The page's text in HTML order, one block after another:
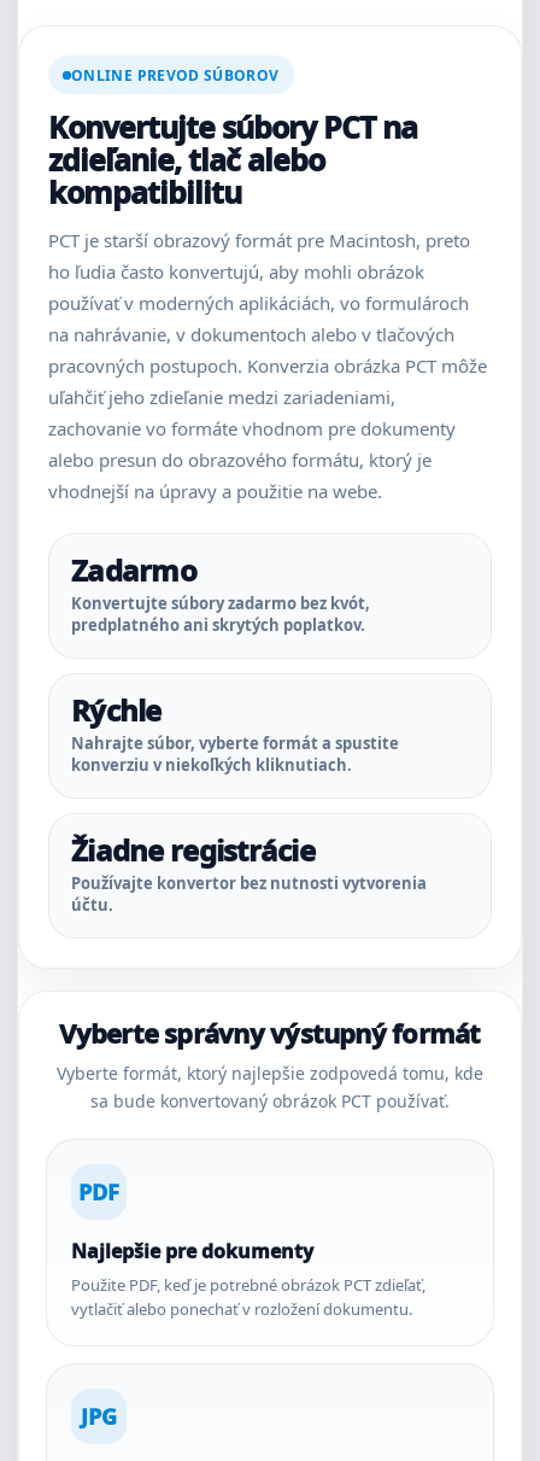
ONLINE PREVOD SÚBOROV
Konvertujte súbory PCT na
zdieľanie, tlač alebo
kompatibilitu
PCT je starší obrazový formát pre Macintosh, preto
ho ľudia často konvertujú, aby mohli obrázok
používať v moderných aplikáciách, vo formulároch
na nahrávanie, v dokumentoch alebo v tlačových
pracovných postupoch. Konverzia obrázka PCT môže
uľahčiť jeho zdieľanie medzi zariadeniami,
zachovanie vo formáte vhodnom pre dokumenty
alebo presun do obrazového formátu, ktorý je
vhodnejší na úpravy a použitie na webe.
Zadarmo
Konvertujte súbory zadarmo bez kvót,
predplatného ani skrytých poplatkov.
Rýchle
Nahrajte súbor, vyberte formát a spustite
konverziu v niekoľkých kliknutiach.
Žiadne registrácie
Používajte konvertor bez nutnosti vytvorenia
účtu.
Vyberte správny výstupný formát
Vyberte formát, ktorý najlepšie zodpovedá tomu, kde
sa bude konvertovaný obrázok PCT používať.
PDF
Najlepšie pre dokumenty
Použite PDF, keď je potrebné obrázok PCT zdieľať,
vytlačiť alebo ponechať v rozložení dokumentu.
JPG